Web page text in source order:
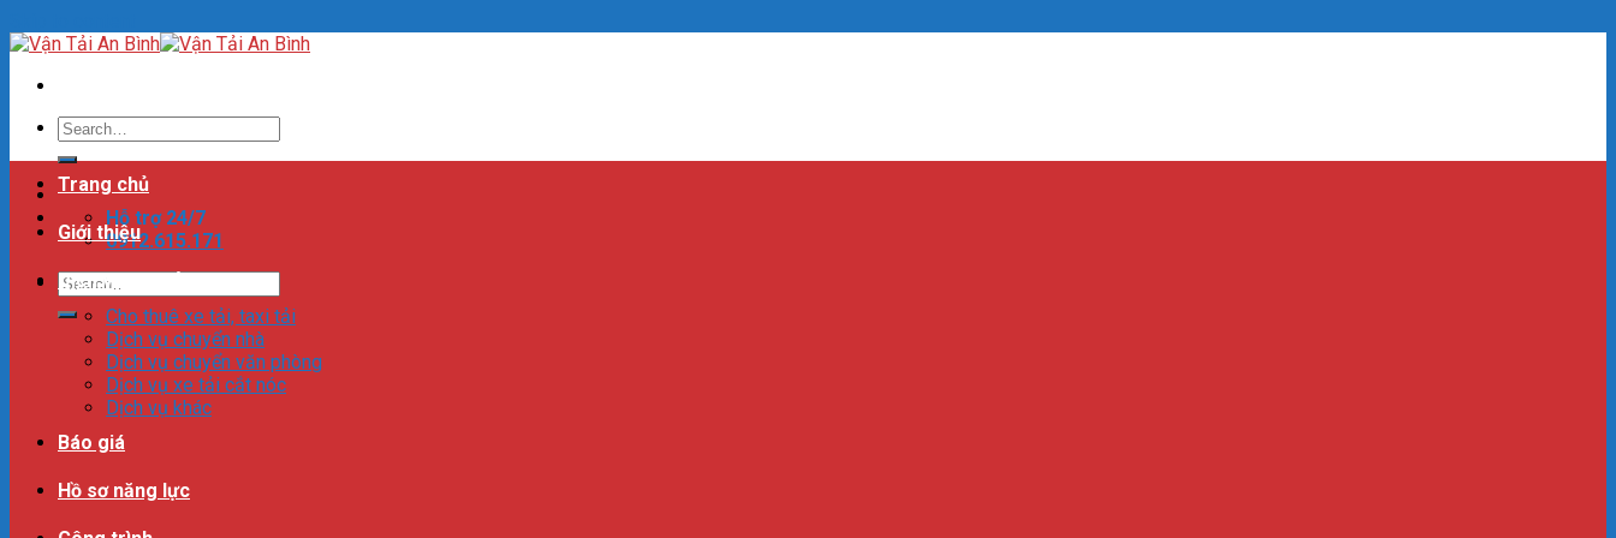
Hỗ trợ 24/7
0912.615.171
Trang chủ
Giới thiệu
Dịch vụ vận tải
Cho thuê xe tải, taxi tải
Dịch vụ chuyển nhà
Dịch vụ chuyển văn phòng
Dịch vụ xe tải cắt nóc
Dịch vụ khác
Báo giá
Hồ sơ năng lực